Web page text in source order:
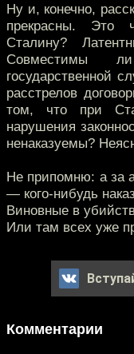
Ну и, конечно,
прекрасны. Это
Сталину?
Совместимы
государственной
расстрелов
том, что при
нарушения
ненаказуемы?
Не припомню: а за
— кого-нибудь
Виновные в
Или там всех уже
Комментарии